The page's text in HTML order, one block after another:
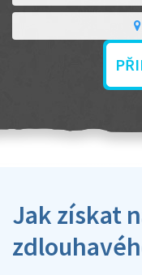
Jak získat